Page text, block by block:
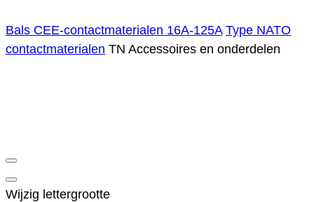
Bals CEE-contactmaterialen 16A-125A Type NATO
contactmaterialen TN Accessoires en onderdelen
Wijzig lettergrootte